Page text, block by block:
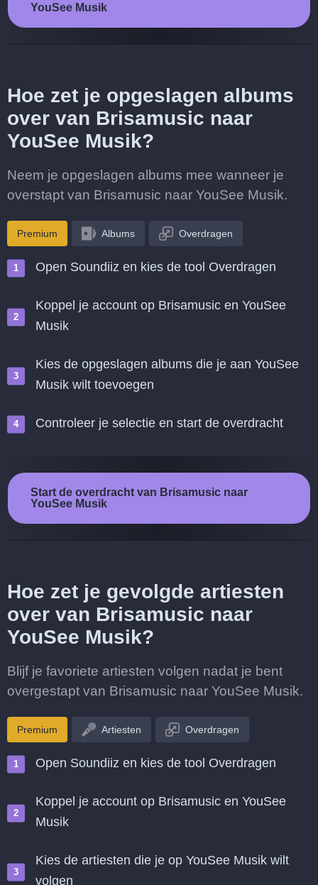
YouSee Musik
Hoe zet je opgeslagen albums
over van Brisamusic naar
YouSee Musik?
Neem je opgeslagen albums mee wanneer je
overstapt van Brisamusic naar YouSee Musik.
Premium Albums Overdragen
Open Soundiiz en kies de tool Overdragen
Koppel je account op Brisamusic en YouSee
Musik
Kies de opgeslagen albums die je aan YouSee
Musik wilt toevoegen
Controleer je selectie en start de overdracht
Start de overdracht van Brisamusic naar
YouSee Musik
Hoe zet je gevolgde artiesten
over van Brisamusic naar
YouSee Musik?
Blijf je favoriete artiesten volgen nadat je bent
overgestapt van Brisamusic naar YouSee Musik.
Premium Artiesten Overdragen
Open Soundiiz en kies de tool Overdragen
Koppel je account op Brisamusic en YouSee
Musik
Kies de artiesten die je op YouSee Musik wilt
volgen